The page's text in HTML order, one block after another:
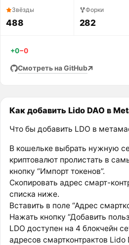
Звёзды
488
Форки
282
+0−0
Смотреть на GitHub
Как добавить Lido DAO в
Что бы добавить LDO в
В кошельке выбрать нужную
криптовалют пролистать в
кнопку “Импорт токенов”.
Скопировать адрес смарт-
списка ниже.
Вставить в поле “Адрес
Нажать кнопку “Добавить
LDO доступен на 4 блокчейн
адресов смартконтрактов Lido